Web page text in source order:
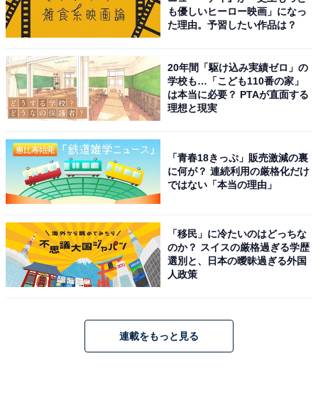
も優しいヒーロー映画」になっ
た理由。予習したい作品は？
20年間「駆け込み実績ゼロ」の
学校も…「こども110番の家」
は本当に必要？ PTAが直面する
理想と現実
「青春18きっぷ」販売激減の裏
に何が？ 連続利用の厳格化だけ
ではない「本当の理由」
「移民」に冷たいのはどっちな
のか？ スイスの厳格過ぎる学歴
選別と、日本の曖昧過ぎる外国
人政策
連載をもっと見る